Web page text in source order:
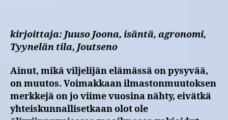
kirjoittaja: Juuso Joona, isäntä, agronomi,
Tyynelän tila, Joutseno
Ainut, mikä viljelijän elämässä on pysyvää,
on muutos. Voimakkaan ilmastonmuutoksen
merkkejä on jo viime vuosina nähty, eivätkä
yhteiskunnallisetkaan olot ole